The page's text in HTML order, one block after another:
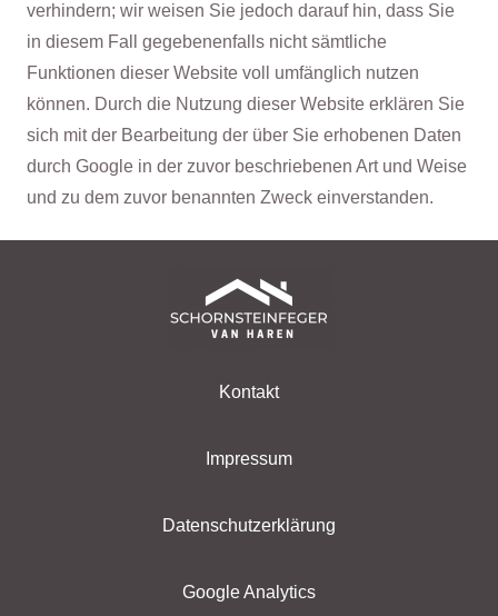
verhindern; wir weisen Sie jedoch darauf hin, dass Sie
in diesem Fall gegebenenfalls nicht sämtliche
Funktionen dieser Website voll umfänglich nutzen
können. Durch die Nutzung dieser Website erklären Sie
sich mit der Bearbeitung der über Sie erhobenen Daten
durch Google in der zuvor beschriebenen Art und Weise
und zu dem zuvor benannten Zweck einverstanden.
Kontakt
Impressum
Datenschutzerklärung
Google Analytics